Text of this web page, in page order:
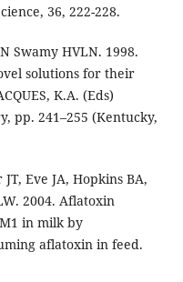
36, 222-228.
Swamy HVLN. 1998.
solutions for their
K.A. (Eds)
pp. 241–255 (Kentucky,
Eve JA, Hopkins BA,
2004. Aflatoxin
in milk by
aflatoxin in feed.